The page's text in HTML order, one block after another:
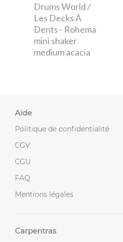
Drums World /
Les Decks À
Dents - Rohema
mini shaker
medium acacia
Aide
Politique de confidentialité
CGV
CGU
FAQ
Mentions légales
Carpentras